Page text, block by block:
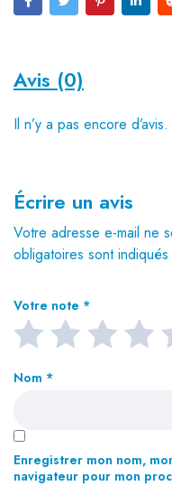
Avis (0)
Il n’y a pas encore d’avis.
Écrire un avis
Votre adresse e-mail ne
obligatoires sont
Votre note *
Nom *
Enregistrer mon nom,
navigateur pour mon